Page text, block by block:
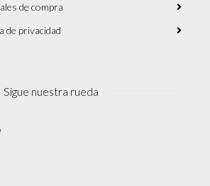
de compra
de privacidad
Sigue nuestra rueda